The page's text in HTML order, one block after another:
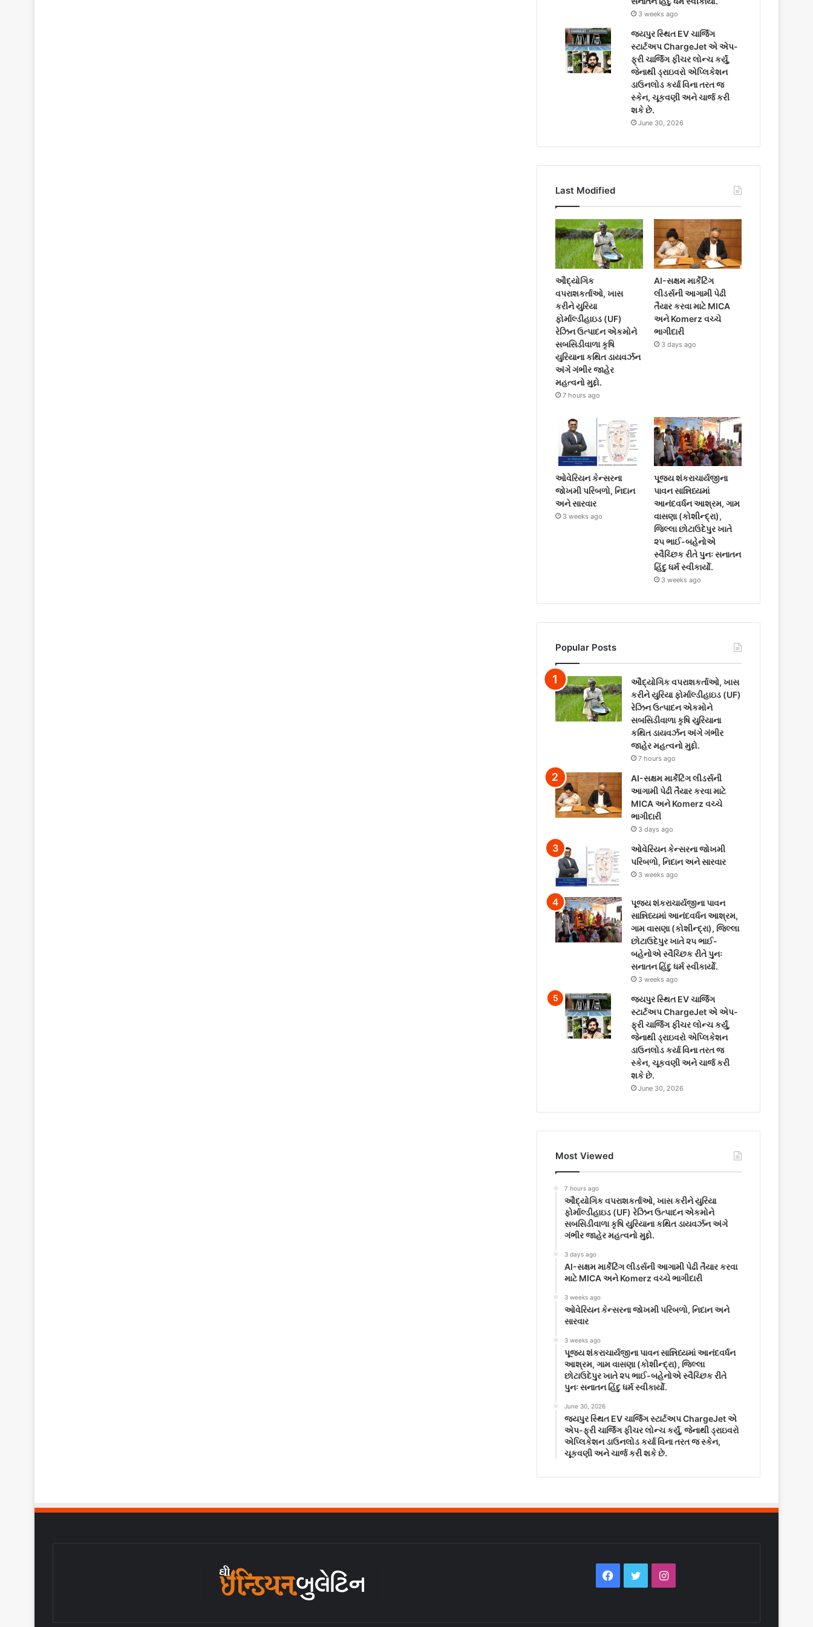
3 weeks ago
જયપુર સ્થિત EV ચાર્જિંગ
સ્ટાર્ટઅપ ChargeJet એ એપ-
ફ્રી ચાર્જિંગ ફીચર લોન્ચ કર્યું,
જેનાથી ડ્રાઇવરો એપ્લિકેશન
ડાઉનલોડ કર્યા વિના તરત જ
સ્કેન, ચૂકવણી અને ચાર્જ કરી
શકે છે.
June 30, 2026
Last Modified
ઔદ્યોગિક
વપરાશકર્તાઓ, ખાસ
કરીને યુરિયા
ફોર્માલ્ડીહાઇડ (UF)
રેઝિન ઉત્પાદન એકમોને
સબસિડીવાળા કૃષિ
યુરિયાના કથિત ડાયવર્ઝન
અંગે ગંભીર જાહેર
મહત્વનો મુદ્દો.
7 hours ago
AI-સક્ષમ માર્કેટિંગ
લીડર્સની આગામી પેઢી
તૈયાર કરવા માટે MICA
અને Komerz વચ્ચે
ભાગીદારી
3 days ago
ઓવેરિયન કેન્સરના
જોખમી પરિબળો, નિદાન
અને સારવાર
3 weeks ago
પૂજ્ય શંકરાચાર્યજીના
પાવન સાન્નિધ્યમાં
આનંદવર્ધન આશ્રમ, ગામ
વાસણા (કોશીન્દ્રા),
જિલ્લા છોટાઉદેપુર ખાતે
૨૫ ભાઈ-બહેનોએ
સ્વૈચ્છિક રીતે પુનઃ સનાતન
હિંદુ ધર્મ સ્વીકાર્યો.
3 weeks ago
Popular Posts
ઔદ્યોગિક વપરાશકર્તાઓ, ખાસ
કરીને યુરિયા ફોર્માલ્ડીહાઇડ (UF)
રેઝિન ઉત્પાદન એકમોને
સબસિડીવાળા કૃષિ યુરિયાના
કથિત ડાયવર્ઝન અંગે ગંભીર
જાહેર મહત્વનો મુદ્દો.
7 hours ago
AI-સક્ષમ માર્કેટિંગ લીડર્સની
આગામી પેઢી તૈયાર કરવા માટે
MICA અને Komerz વચ્ચે
ભાગીદારી
3 days ago
ઓવેરિયન કેન્સરના જોખમી
પરિબળો, નિદાન અને સારવાર
3 weeks ago
પૂજ્ય શંકરાચાર્યજીના પાવન
સાન્નિધ્યમાં આનંદવર્ધન આશ્રમ,
ગામ વાસણા (કોશીન્દ્રા), જિલ્લા
છોટાઉદેપુર ખાતે ૨૫ ભાઈ-
બહેનોએ સ્વૈચ્છિક રીતે પુનઃ
સનાતન હિંદુ ધર્મ સ્વીકાર્યો.
3 weeks ago
જયપુર સ્થિત EV ચાર્જિંગ
સ્ટાર્ટઅપ ChargeJet એ એપ-
ફ્રી ચાર્જિંગ ફીચર લોન્ચ કર્યું,
જેનાથી ડ્રાઇવરો એપ્લિકેશન
ડાઉનલોડ કર્યા વિના તરત જ
સ્કેન, ચૂકવણી અને ચાર્જ કરી
શકે છે.
June 30, 2026
Most Viewed
7 hours ago
ઔદ્યોગિક વપરાશકર્તાઓ, ખાસ કરીને યુરિયા
ફોર્માલ્ડીહાઇડ (UF) રેઝિન ઉત્પાદન એકમોને
સબસિડીવાળા કૃષિ યુરિયાના કથિત ડાયવર્ઝન અંગે
ગંભીર જાહેર મહત્વનો મુદ્દો.
3 days ago
AI-સક્ષમ માર્કેટિંગ લીડર્સની આગામી પેઢી તૈયાર કરવા
માટે MICA અને Komerz વચ્ચે ભાગીદારી
3 weeks ago
ઓવેરિયન કેન્સરના જોખમી પરિબળો, નિદાન અને
સારવાર
3 weeks ago
પૂજ્ય શંકરાચાર્યજીના પાવન સાન્નિધ્યમાં આનંદવર્ધન
આશ્રમ, ગામ વાસણા (કોશીન્દ્રા), જિલ્લા
છોટાઉદેપુર ખાતે ૨૫ ભાઈ-બહેનોએ સ્વૈચ્છિક રીતે
પુનઃ સનાતન હિંદુ ધર્મ સ્વીકાર્યો.
June 30, 2026
જયપુર સ્થિત EV ચાર્જિંગ સ્ટાર્ટઅપ ChargeJet એ
એપ-ફ્રી ચાર્જિંગ ફીચર લોન્ચ કર્યું, જેનાથી ડ્રાઇવરો
એપ્લિકેશન ડાઉનલોડ કર્યા વિના તરત જ સ્કેન,
ચૂકવણી અને ચાર્જ કરી શકે છે.
Facebook
TwitterInstagram